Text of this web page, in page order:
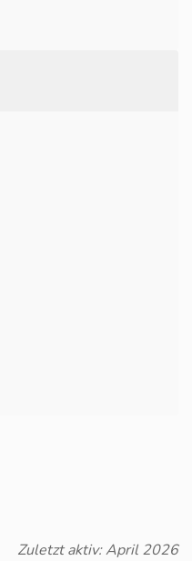
Zuletzt aktiv: April 2026